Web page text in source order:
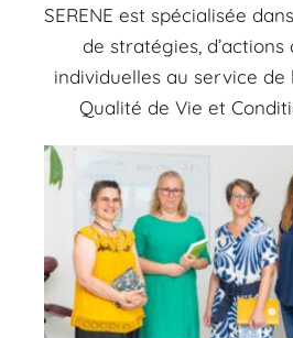
SERENE est spécialisée
de stratégies,
individuelles au service de
Qualité de Vie et